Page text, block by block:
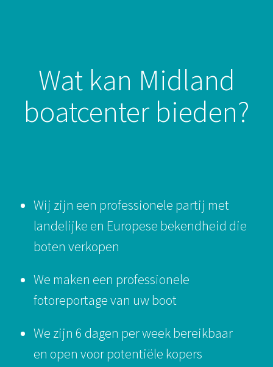
Wat kan Midland
boatcenter bieden?
Wij zijn een professionele partij met
landelijke en Europese bekendheid die
boten verkopen
We maken een professionele
fotoreportage van uw boot
We zijn 6 dagen per week bereikbaar
en open voor potentiële kopers